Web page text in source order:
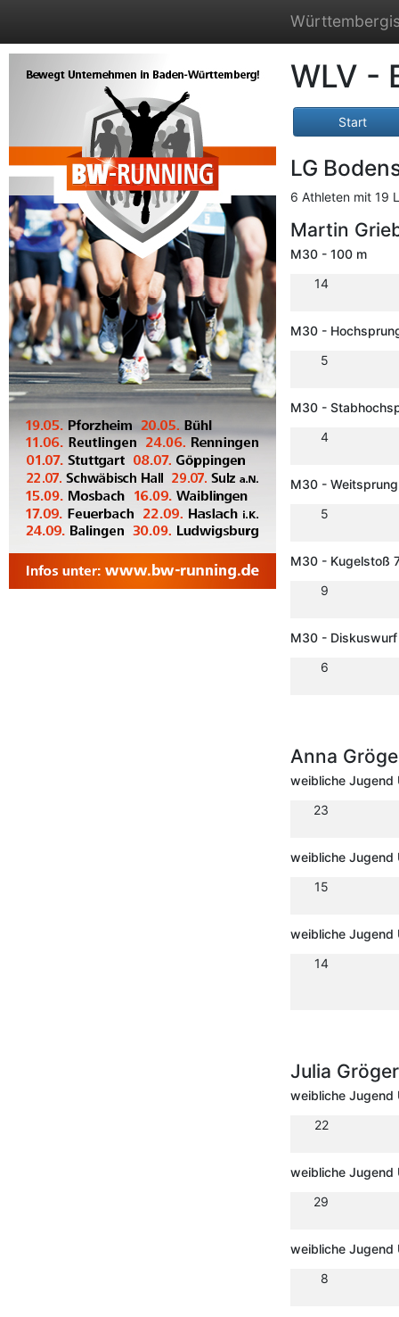
WLV -
Start
LG
6 Athleten mit 19
Martin
M30 - 100 m
14
M30 -
5
M30 -
4
M30 - Weitsprung
5
M30 - Kugelstoß
9
M30 -
6
Anna
weibliche Jugend
23
weibliche
15
weibliche Jugend
14
Julia
weibliche Jugend
22
weibliche Jugend
29
weibliche
8